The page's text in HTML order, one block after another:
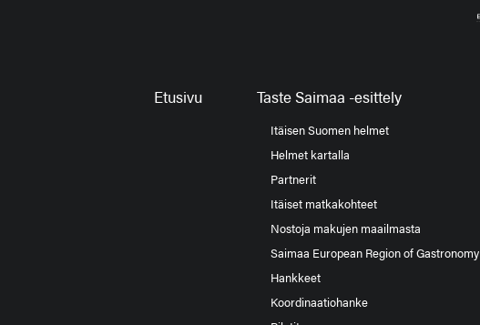
Etusivu Taste Saimaa -esittely
Itäisen Suomen helmet
Helmet kartalla
Partnerit
Itäiset matkakohteet
Nostoja makujen maailmasta
Saimaa European Region of Gastronomy
Hankkeet
Koordinaatiohanke